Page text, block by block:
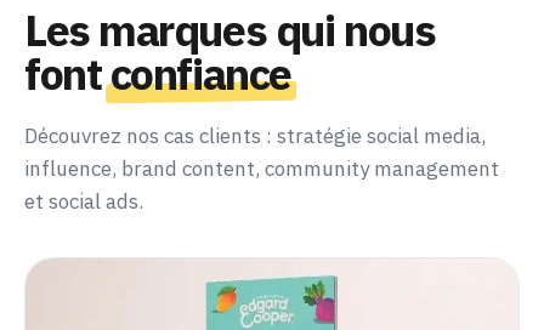
Les marques qui nous
fontconfiance
Découvrez nos cas clients : stratégie social media,
influence, brand content, community management
et social ads.